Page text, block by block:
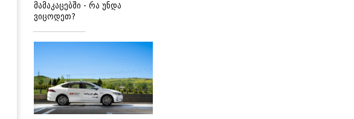
მამაკაცებში - რა უნდა
ვიცოდეთ?